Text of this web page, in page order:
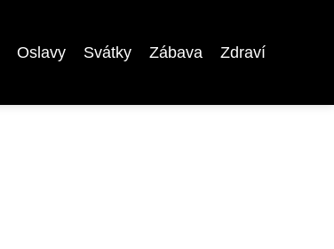
Oslavy Svátky Zábava Zdraví